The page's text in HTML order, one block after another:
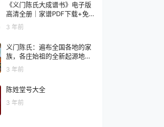
《义门陈氏大成谱书》电子版
高清全册｜家谱PDF下载+免
费在线阅读｜官方正版无水印
3 年前
义门陈氏：遍布全国各地的家
族，各庄始祖的全新起源地揭
3 年前
陈姓堂号大全
3 年前